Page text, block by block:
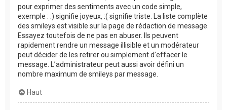
pour exprimer des sentiments avec un code simple,
exemple : :) signifie joyeux, :( signifie triste. La liste complète
des smileys est visible sur la page de rédaction de message.
Essayez toutefois de ne pas en abuser. Ils peuvent
rapidement rendre un message illisible et un modérateur
peut décider de les retirer ou simplement d’effacer le
message. L’administrateur peut aussi avoir défini un
nombre maximum de smileys par message.
Haut